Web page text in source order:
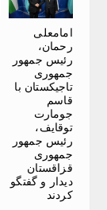
امامعلی
رحمان،
رئیس جمهور
جمهوری
تاجیکستان با
قاسم
جومارت
توقایف،
رئیس جمهور
جمهوری
قزاقستان
دیدار و گفتگو
کردند